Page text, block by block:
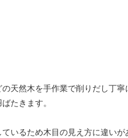
天然木を手作業で削りだし丁
たきます。
いるため木目の見え方に違いが